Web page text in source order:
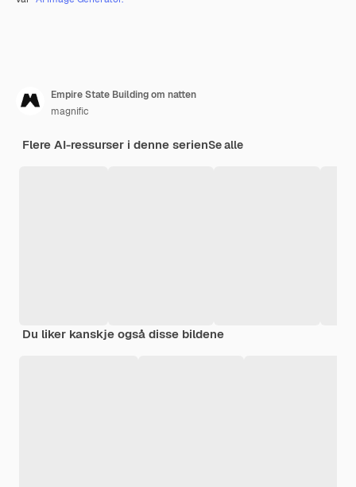
Empire State Building om natten
magnific
Flere AI-ressurser i denne serienSe alle
Du liker kanskje også disse bildene